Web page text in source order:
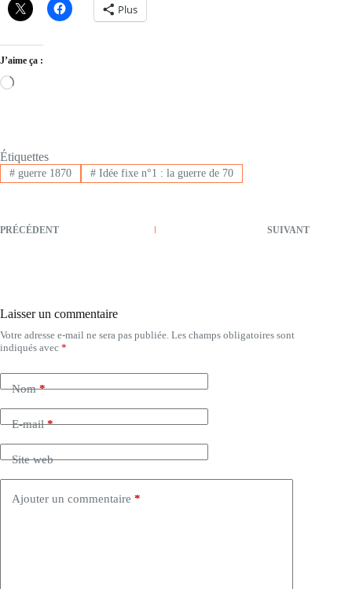
Plus
J’aime ça :
Loading…
Étiquettes
#guerre 1870 #Idée fixe n°1 : la guerre de 70
PRÉCÉDENT SUIVANT
Laisser un commentaire
Votre adresse e-mail ne sera pas publiée. Les champs obligatoires sont
indiqués avec *
Nom*
E-mail*
Site web
Ajouter un commentaire *